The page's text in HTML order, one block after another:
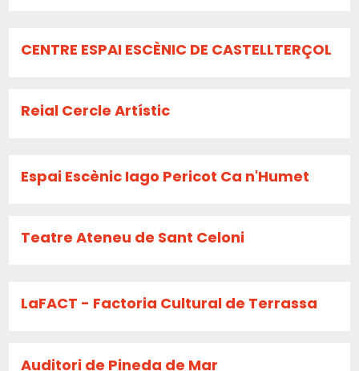
CENTRE ESPAI ESCÈNIC DE CASTELLTERÇOL
Reial Cercle Artístic
Espai Escènic Iago Pericot Ca n'Humet
Teatre Ateneu de Sant Celoni
LaFACT - Factoria Cultural de Terrassa
Auditori de Pineda de Mar